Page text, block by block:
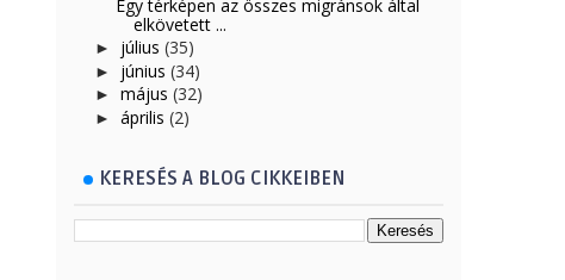
Egy térképen az összes migránsok által
elkövetett ...
► július (35)
► június (34)
► május (32)
► április (2)
KERESÉS A BLOG CIKKEIBEN